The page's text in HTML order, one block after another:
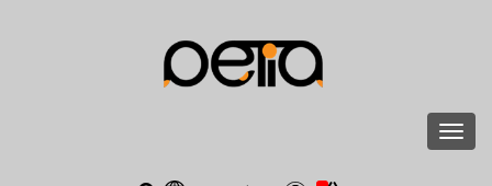
Toggle
navigation